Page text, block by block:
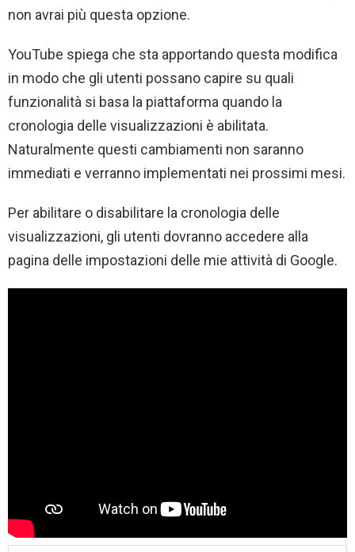
non avrai più questa opzione.
YouTube spiega che sta apportando questa modifica
in modo che gli utenti possano capire su quali
funzionalità si basa la piattaforma quando la
cronologia delle visualizzazioni è abilitata.
Naturalmente questi cambiamenti non saranno
immediati e verranno implementati nei prossimi mesi.
Per abilitare o disabilitare la cronologia delle
visualizzazioni, gli utenti dovranno accedere alla
pagina delle impostazioni delle mie attività di Google.